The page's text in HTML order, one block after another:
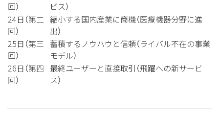
回）
ビス）
24日（第二
回）
縮小する国内産業に商機（医療機器分野に進
出）
25日（第三
回）
蓄積するノウハウと信頼（ライバル不在の事業
モデル）
26日（第四
回）
最終ユーザーと直接取引（飛躍への新サービ
ス）